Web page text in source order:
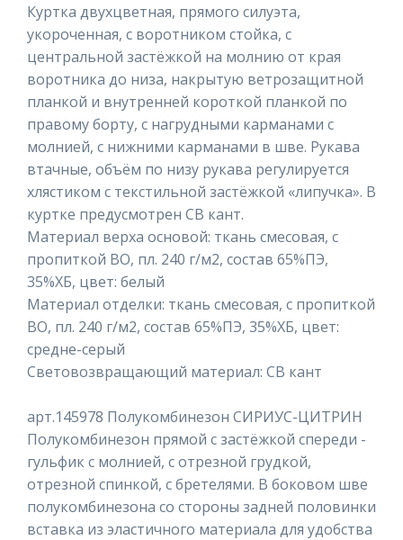
Куртка двухцветная, прямого силуэта,
укороченная, с воротником стойка, с
центральной застёжкой на молнию от края
воротника до низа, накрытую ветрозащитной
планкой и внутренней короткой планкой по
правому борту, с нагрудными карманами с
молнией, с нижними карманами в шве. Рукава
втачные, объём по низу рукава регулируется
хлястиком с текстильной застёжкой «липучка». В
куртке предусмотрен СВ кант.
Материал верха основой: ткань смесовая, с
пропиткой ВО, пл. 240 г/м2, состав 65%ПЭ,
35%ХБ, цвет: белый
Материал отделки: ткань смесовая, с пропиткой
ВО, пл. 240 г/м2, состав 65%ПЭ, 35%ХБ, цвет:
средне-серый
Световозвращающий материал: СВ кант
арт.145978 Полукомбинезон СИРИУС-ЦИТРИН
Полукомбинезон прямой с застёжкой спереди -
гульфик с молнией, с отрезной грудкой,
отрезной спинкой, с бретелями. В боковом шве
полукомбинезона со стороны задней половинки
вставка из эластичного материала для удобства